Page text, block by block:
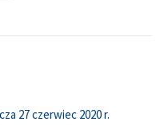
27 czerwiec 2020 r.